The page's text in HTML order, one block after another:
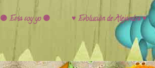
🟣 Esta soy yo 🟣
♥️ Evolución de Alejandra ♥️